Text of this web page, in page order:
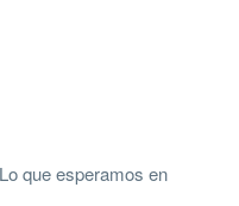
que esperamos en